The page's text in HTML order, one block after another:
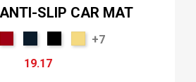
SLIP CAR MAT
+7
19.17